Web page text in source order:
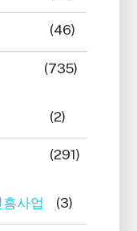
(46)
(735)
(2)
(291)
사업 (3)